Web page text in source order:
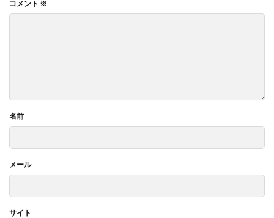
コメント ※
名前
メール
サイト